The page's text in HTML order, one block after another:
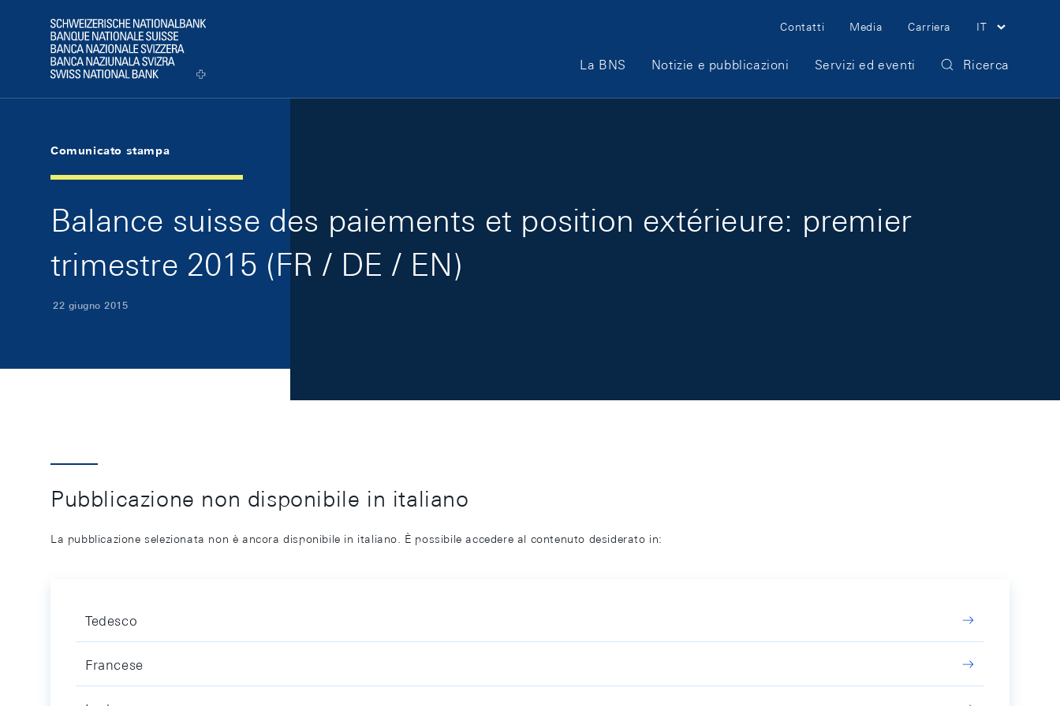
Logo
Meta Navigation
Contatti Media Carriera IT
Main Navigation
La BNS Notizie e pubblicazioni Servizi ed eventi Ricerca
Comunicato stampa
Balance suisse des paiements et position extérieure: premier
trimestre 2015 (FR / DE / EN)
22 giugno 2015
Pubblicazione non disponibile in italiano
La pubblicazione selezionata non è ancora disponibile in italiano. È possibile accedere al contenuto desiderato in:
Tedesco
Francese